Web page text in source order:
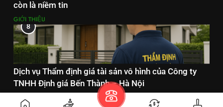
còn là niềm tin
GIỚI THIỆU
8
Dịch vụ Thẩm định giá tài sản vô hình của Công ty
TNHH Định giá Bến Thành – Hà Nội
DỊCH VỤ THẨM ĐỊNH GIÁ